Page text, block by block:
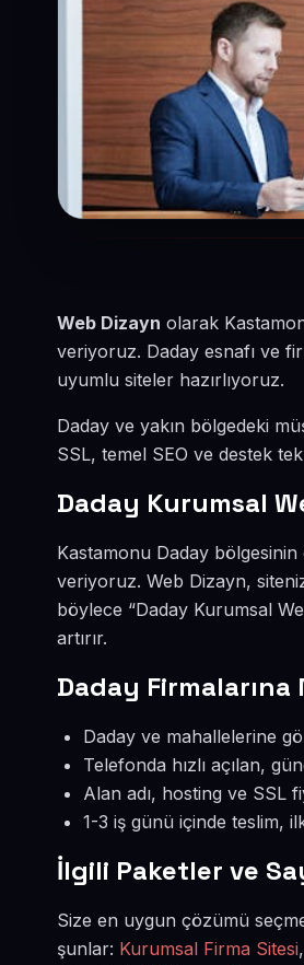
Web Dizayn olarak
veriyoruz. Daday esnafı ve
uyumlu siteler hazırlıyoruz.
Daday ve yakın bölgedeki
SSL, temel SEO ve destek
Daday Kurumsal
Kastamonu Daday bölgesinin
veriyoruz. Web Dizayn,
böylece “Daday Kurumsal
artırır.
Daday Firmalarına
Daday ve mahallelerine
Telefonda hızlı açılan,
Alan adı, hosting ve SSL
1-3 iş günü içinde teslim,
İlgili Paketler ve
Size en uygun çözümü
şunlar: Kurumsal Firma Sitesi,